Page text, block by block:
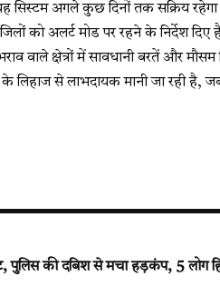
सिस्टम अगले कुछ दिनों तक सक्रिय
को अलर्ट मोड पर रहने के निर्देश दिए
वाले क्षेत्रों में सावधानी बरतें और मौसम
से लाभदायक मानी जा रही है,
की दबिश से मचा हड़कंप, 5 लोग